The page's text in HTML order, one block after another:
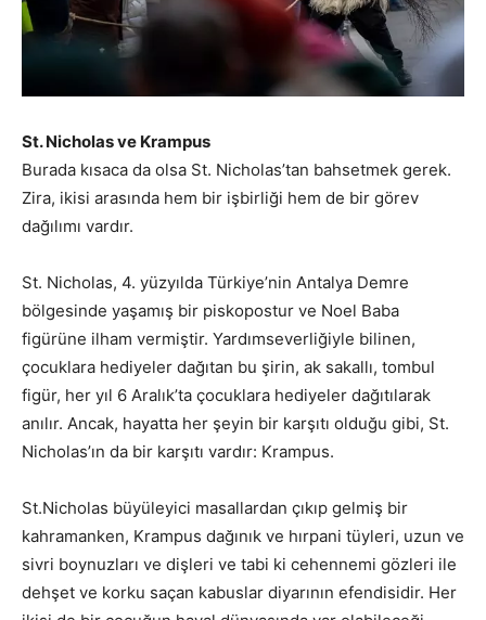
St. Nicholas ve Krampus
Burada kısaca da olsa St. Nicholas’tan bahsetmek gerek.
Zira, ikisi arasında hem bir işbirliği hem de bir görev
dağılımı vardır.
St. Nicholas, 4. yüzyılda Türkiye’nin Antalya Demre
bölgesinde yaşamış bir piskopostur ve Noel Baba
figürüne ilham vermiştir. Yardımseverliğiyle bilinen,
çocuklara hediyeler dağıtan bu şirin, ak sakallı, tombul
figür, her yıl 6 Aralık’ta çocuklara hediyeler dağıtılarak
anılır. Ancak, hayatta her şeyin bir karşıtı olduğu gibi, St.
Nicholas’ın da bir karşıtı vardır: Krampus.
St.Nicholas büyüleyici masallardan çıkıp gelmiş bir
kahramanken, Krampus dağınık ve hırpani tüyleri, uzun ve
sivri boynuzları ve dişleri ve tabi ki cehennemi gözleri ile
dehşet ve korku saçan kabuslar diyarının efendisidir. Her